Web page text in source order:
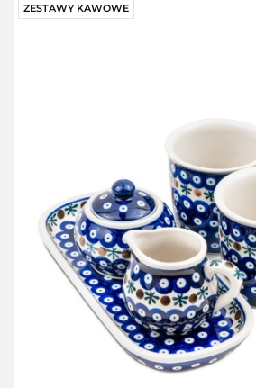
ZESTAWY KAWOWE